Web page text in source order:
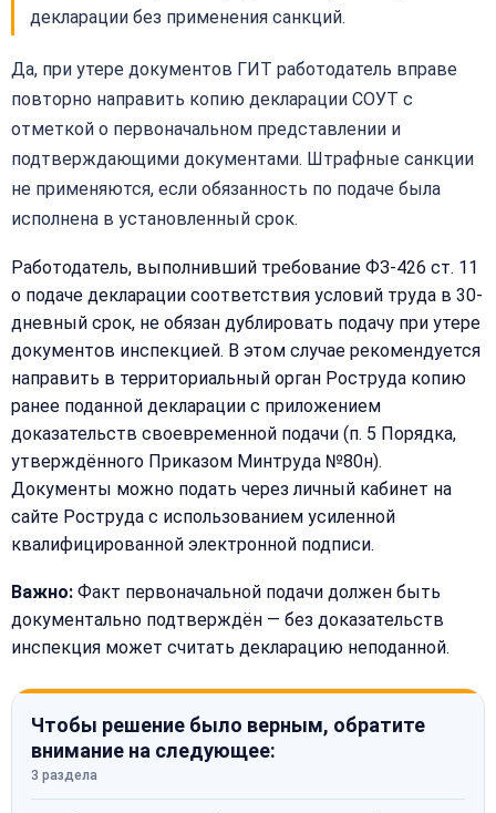
декларации без применения санкций.
Да, при утере документов ГИТ работодатель вправе
повторно направить копию декларации СОУТ с
отметкой о первоначальном представлении и
подтверждающими документами. Штрафные санкции
не применяются, если обязанность по подаче была
исполнена в установленный срок.
Работодатель, выполнивший требование ФЗ-426 ст. 11
о подаче декларации соответствия условий труда в 30-
дневный срок, не обязан дублировать подачу при утере
документов инспекцией. В этом случае рекомендуется
направить в территориальный орган Роструда копию
ранее поданной декларации с приложением
доказательств своевременной подачи (п. 5 Порядка,
утверждённого Приказом Минтруда №80н).
Документы можно подать через личный кабинет на
сайте Роструда с использованием усиленной
квалифицированной электронной подписи.
Важно: Факт первоначальной подачи должен быть
документально подтверждён — без доказательств
инспекция может считать декларацию неподанной.
Чтобы решение было верным, обратите
внимание на следующее:
3 раздела